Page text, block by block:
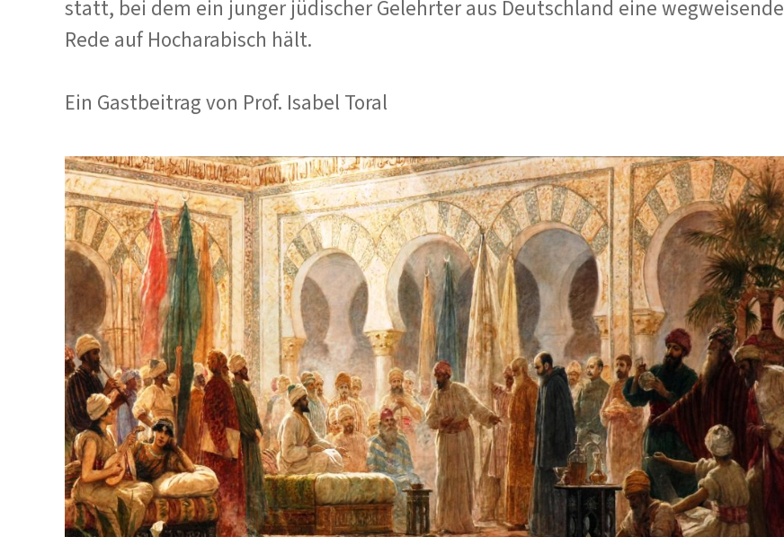
statt, bei dem ein junger jüdischer Gelehrter aus Deutschland eine wegweisende
Rede auf Hocharabisch hält.
Ein Gastbeitrag von Prof. Isabel Toral